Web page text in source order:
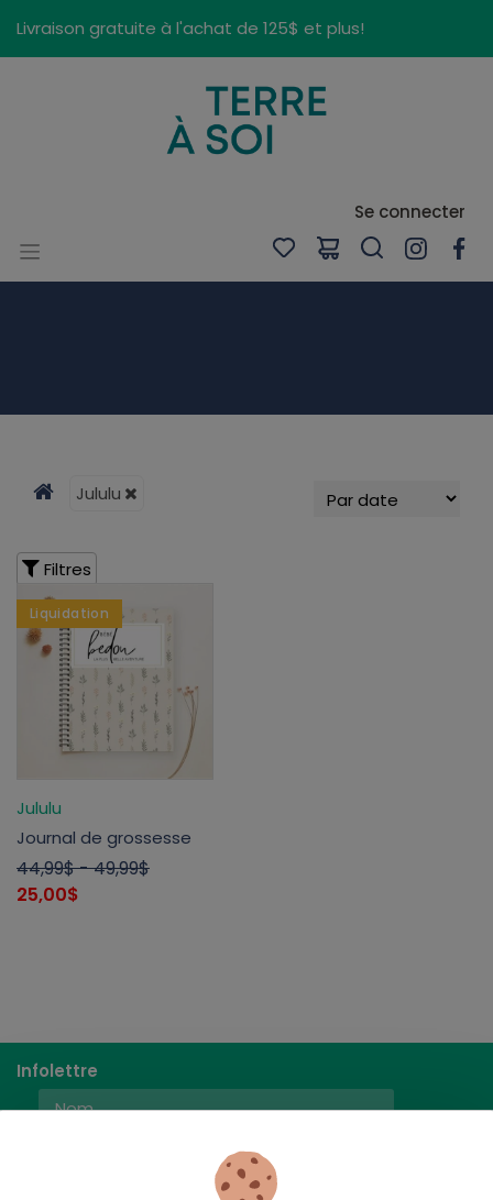
Livraison gratuite à l'achat de 125$ et plus!
Se connecter
Jululu
Filtres
Liquidation
Jululu
Journal de grossesse
44,99$- 49,99$
25,00$
Infolettre